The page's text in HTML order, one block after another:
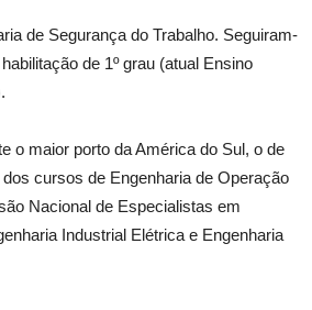
de Segurança do Trabalho. Seguiram-
de 1º grau (atual Ensino
o maior porto da América do Sul, o de
cursos de Engenharia de Operação
Nacional de Especialistas em
Industrial Elétrica e Engenharia